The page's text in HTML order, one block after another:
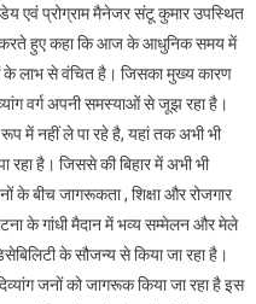
एवं प्रोग्राम मैनेजर संटू कुमार उपस्थित
करते हुए कहा कि आज के आधुनिक समय में
के लाभ से वंचित है। जिसका मुख्य कारण
वर्ग अपनी समस्याओं से जूझ रहा है।
में नहीं ले पा रहे है, यहां तक अभी भी
रहा है। जिससे की बिहार में अभी भी
के बीच जागरूकता , शिक्षा और रोजगार
के गांधी मैदान में भव्य सम्मेलन और मेले
के सौजन्य से किया जा रहा है।
जनों को जागरूक किया जा रहा है इस